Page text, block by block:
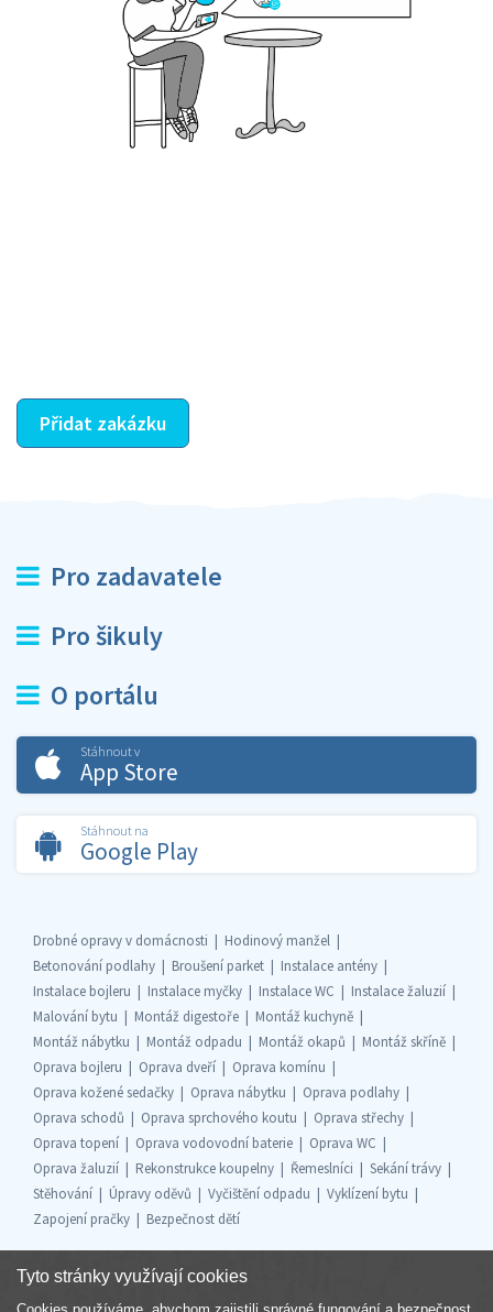
Přidat zakázku
Pro zadavatele
Pro šikuly
O portálu
Stáhnout v
App Store
Stáhnout na
Google Play
Drobné opravy v domácnosti
Hodinový manžel
Betonování podlahy
Broušení parket
Instalace antény
Instalace bojleru
Instalace myčky Instalace WC
Instalace žaluzií
Malování bytu
Montáž digestoře
Montáž kuchyně
Montáž nábytku
Montáž odpadu Montáž okapů
Montáž skříně
Oprava bojleru
Oprava dveří
Oprava komínu
Oprava kožené sedačky
Oprava nábytku
Oprava podlahy
Oprava schodů
Oprava sprchového koutu
Oprava střechy
Oprava topení
Oprava vodovodní baterie
Oprava WC
Oprava žaluzií
Rekonstrukce koupelny Řemeslníci
Sekání trávy
Stěhování
Úpravy oděvů Vyčištění odpadu
Vyklízení bytu
Zapojení pračky
Bezpečnost dětí
Tyto stránky využívají cookies